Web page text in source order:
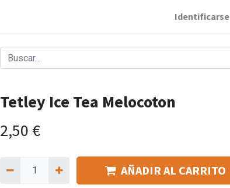
Identificarse
Tetley Ice Tea Melocoton
2,50 €
AÑADIR AL CARRITO